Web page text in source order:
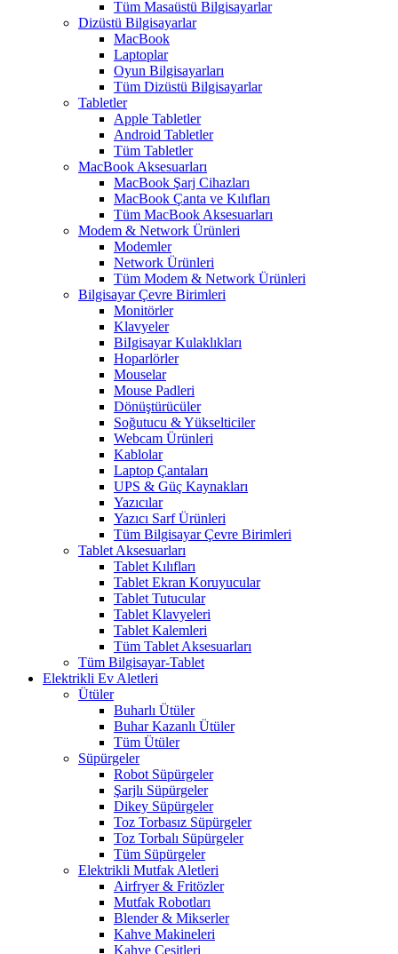
Tüm Masaüstü Bilgisayarlar
Dizüstü Bilgisayarlar
MacBook
Laptoplar
Oyun Bilgisayarları
Tüm Dizüstü Bilgisayarlar
Tabletler
Apple Tabletler
Android Tabletler
Tüm Tabletler
MacBook Aksesuarları
MacBook Şarj Cihazları
MacBook Çanta ve Kılıfları
Tüm MacBook Aksesuarları
Modem & Network Ürünleri
Modemler
Network Ürünleri
Tüm Modem & Network Ürünleri
Bilgisayar Çevre Birimleri
Monitörler
Klavyeler
BiIgisayar Kulaklıkları
Hoparlörler
Mouselar
Mouse Padleri
Dönüştürücüler
Soğutucu & Yükselticiler
Webcam Ürünleri
Kablolar
Laptop Çantaları
UPS & Güç Kaynakları
Yazıcılar
Yazıcı Sarf Ürünleri
Tüm Bilgisayar Çevre Birimleri
Tablet Aksesuarları
Tablet Kılıfları
Tablet Ekran Koruyucular
Tablet Tutucular
Tablet Klavyeleri
Tablet Kalemleri
Tüm Tablet Aksesuarları
Tüm Bilgisayar-Tablet
Elektrikli Ev Aletleri
Ütüler
Buharlı Ütüler
Buhar Kazanlı Ütüler
Tüm Ütüler
Süpürgeler
Robot Süpürgeler
Şarjlı Süpürgeler
Dikey Süpürgeler
Toz Torbasız Süpürgeler
Toz Torbalı Süpürgeler
Tüm Süpürgeler
Elektrikli Mutfak Aletleri
Airfryer & Fritözler
Mutfak Robotları
Blender & Mikserler
Kahve Makineleri
Kahve Çeşitleri